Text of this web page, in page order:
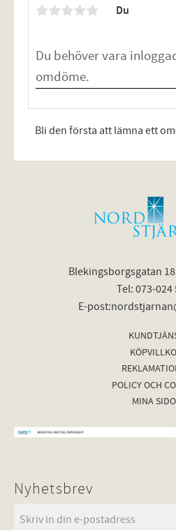
Du
Bli den första att lämna ett
Blekingsborgsgatan
Tel: 073-024
E-
POLICY OCH
MINA
Nyhetsbrev